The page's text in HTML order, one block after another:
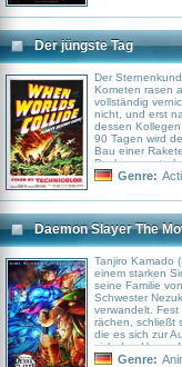
verfressenen
Gus (Ian
Elba), der einen
als Sieger
Der jüngste Tag
Der
Kometen rasen
vollständig
nicht, und erst
dessen
90 Tagen wird
Bau einer
Doch wer
überleben
Genre:
Daemon Slayer The
Tanjiro Kamado
einem starken
seine Familie
Schwester
verwandelt.
rächen, schließt
die es sich zur
sich den
stellt, kämpft
Genre: